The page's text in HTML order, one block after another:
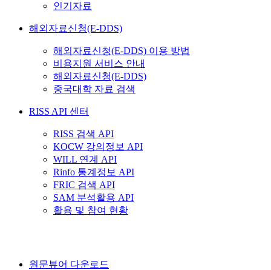
인기자료
해외자료신청(E-DDS)
해외자료신청(E-DDS) 이용 방법
비용지원 서비스 안내
해외자료신청(E-DDS)
중국대학 자료 검색
RISS API 센터
RISS 검색 API
KOCW 강의정보 API
WILL 연계 API
Rinfo 통계정보 API
FRIC 검색 API
SAM 분석활용 API
활용 및 참여 현황
원문뷰어 다운로드